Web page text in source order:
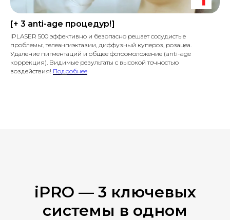
[+ 3 anti-age процедур!]
IPLASER 500 эффективно и безопасно решает сосудистые
проблемы:, телеангиэктазии, диффузный купероз, розацеа.
Удаление пигментаций и общее фотоомоложение (anti-age
коррекция). Видимые результаты с высокой точностью
воздействия! Подробнее
iPRO — 3 ключевых
системы в одном